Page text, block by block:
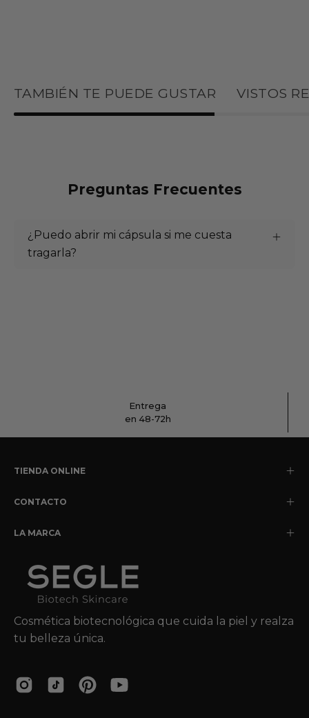
TAMBIÉN TE PUEDE GUSTAR VISTOS
Preguntas Frecuentes
¿Puedo abrir mi cápsula si me cuesta
tragarla?
Entrega
en 48-72h
TIENDA ONLINE
CONTACTO
LA MARCA
Cosmética biotecnológica que cuida la piel y realza
tu belleza única.